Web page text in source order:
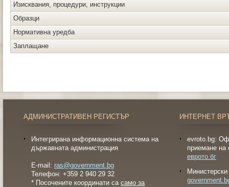
Изисквания, процедури, инструкции
Образци
Нормативна уредба
Заплащане
АДМИНИСТРАТИВЕН РЕГИСТЪР
Интегрирана информационна система на
държавната администрация
E-mail: ras@government.bg
Телефон: +359 2 940 29 32
* Посочените координати са само за
ИНТЕРНЕТ
evroto.bg:
приемане на
еврото.бг